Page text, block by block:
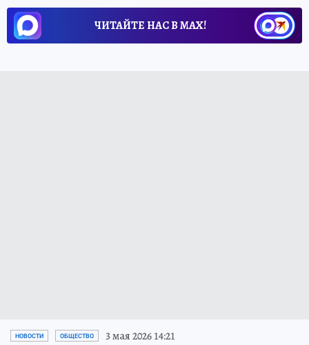
ЧИТАЙТЕ НАС В МАХ!
НОВОСТИ ОБЩЕСТВО 3 мая 2026 14:21